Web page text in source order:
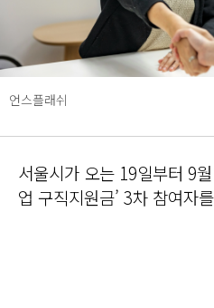
언스플래쉬
서울시가 오는 19일부터 9
업 구직지원금’ 3차 참여자